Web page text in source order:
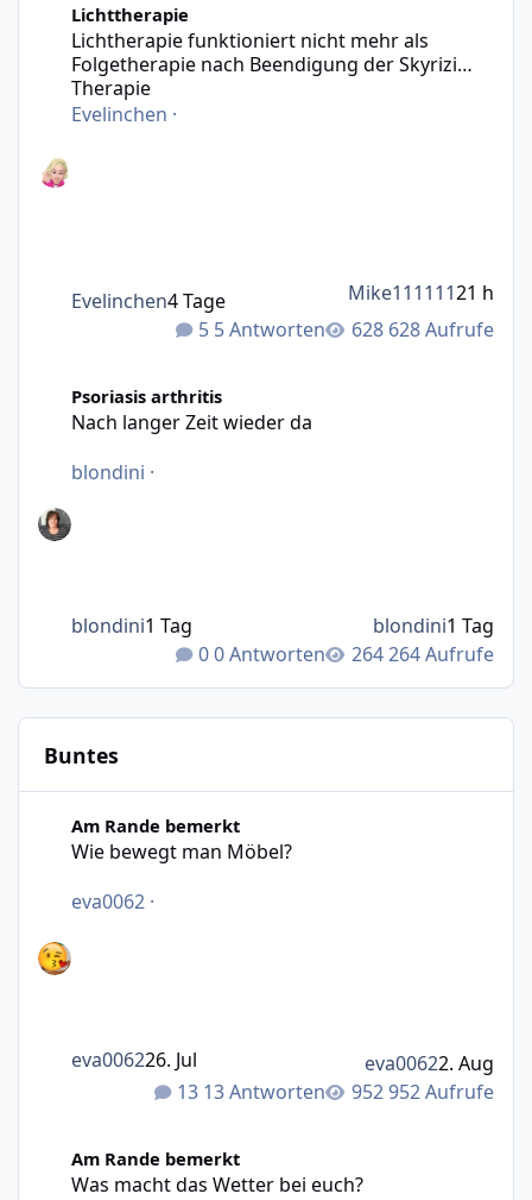
Lichttherapie
Lichtherapie funktioniert nicht mehr als
Folgetherapie nach Beendigung der Skyrizi
Therapie
Evelinchen ·
5 Antworten 628 Aufrufe
Evelinchen4 Tage Mike11111121 h
Psoriasis arthritis
Nach langer Zeit wieder da
blondini ·
0 Antworten 264 Aufrufe
blondini1 Tag blondini1 Tag
Buntes
Am Rande bemerkt
Wie bewegt man Möbel?
eva0062 ·
13 Antworten 952 Aufrufe
eva006226. Jul eva00622. Aug
Am Rande bemerkt
Was macht das Wetter bei euch?